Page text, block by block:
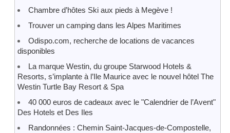
Chambre d’hôtes Ski aux pieds à Megève !
Trouver un camping dans les Alpes Maritimes
Odispo.com, recherche de locations de vacances
disponibles
La marque Westin, du groupe Starwood Hotels &
Resorts, s’implante à l’Ile Maurice avec le nouvel hôtel The
Westin Turtle Bay Resort & Spa
40 000 euros de cadeaux avec le "Calendrier de l’Avent"
Des Hotels et Des Iles
Randonnées : Chemin Saint-Jacques-de-Compostelle,